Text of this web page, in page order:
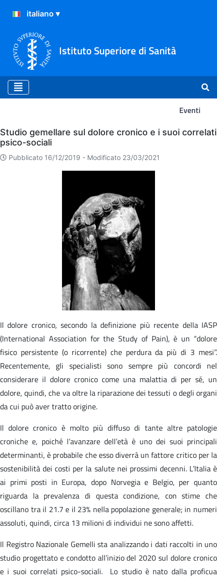
Istituto Superiore di Sanità
Eventi
Eventi
Studio gemellare sul dolore cronico e i suoi correlati
psico-sociali
Pubblicato 16/12/2019 - Modificato 23/03/2021
Il dolore cronico, secondo la definizione più recente della IASP
(International Association for the Study of Pain), è un “dolore
fisico persistente (o ricorrente) che perdura da più di 3 mesi”.
Recentemente, gli specialisti sono sempre più concordi nel
considerare il dolore cronico come una malattia di per sé, un
dolore, quindi, che va oltre la riparazione dei tessuti o degli organi
da cui può aver tratto origine.
Il dolore cronico è molto più diffuso di tante altre patologie
croniche e, poiché l’avanzare dell’età è uno dei suoi principali
determinanti, è probabile che esso diverrà un fattore critico per la
sostenibilità dei costi per la salute nei prossimi decenni. L’Italia è
ai primi posti in Europa, dopo Norvegia e Belgio, per quanto
riguarda la prevalenza di questa condizione, con stime che
oscillano tra il 21.7 e il 23% nella popolazione generale; in numeri
assoluti, quindi, circa 13 milioni di individui ne sono affetti.
Il Registro Nazionale Gemelli sta analizzando i dati raccolti in uno
studio progettato e condotto all’inizio del 2020 sul dolore cronico
e i suoi correlati psico-sociali. Lo studio è nato dalla proficua